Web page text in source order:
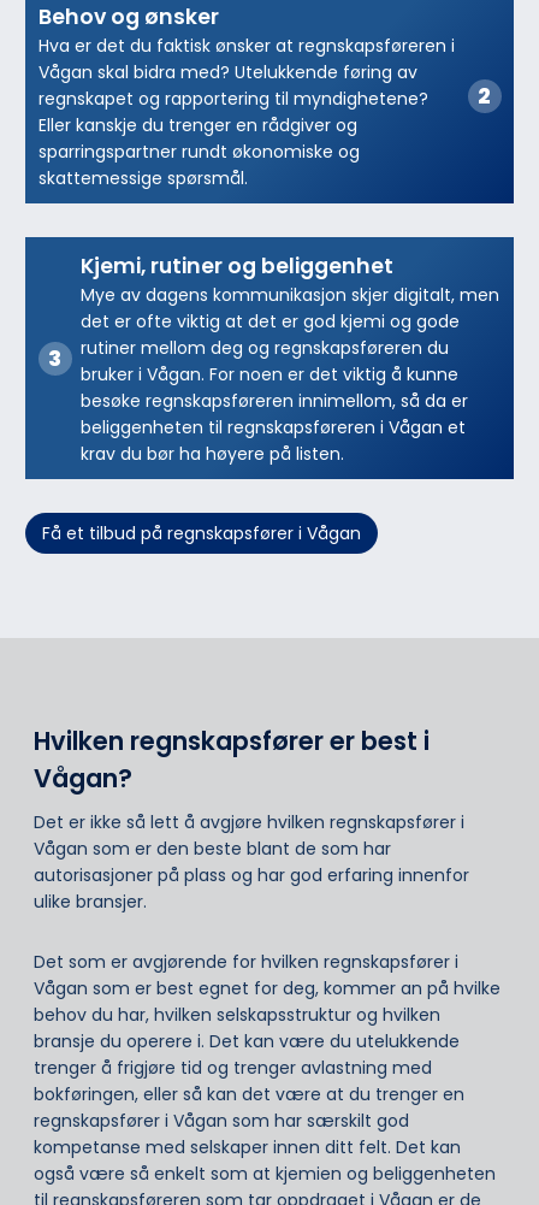
Behov og ønsker
Hva er det du faktisk ønsker at regnskapsføreren i
Vågan skal bidra med? Utelukkende føring av
regnskapet og rapportering til myndighetene?
Eller kanskje du trenger en rådgiver og
sparringspartner rundt økonomiske og
skattemessige spørsmål.
Kjemi, rutiner og beliggenhet
Mye av dagens kommunikasjon skjer digitalt, men
det er ofte viktig at det er god kjemi og gode
rutiner mellom deg og regnskapsføreren du
bruker i Vågan. For noen er det viktig å kunne
besøke regnskapsføreren innimellom, så da er
beliggenheten til regnskapsføreren i Vågan et
krav du bør ha høyere på listen.
Få et tilbud på regnskapsfører i Vågan
Hvilken regnskapsfører er best i
Vågan?
Det er ikke så lett å avgjøre hvilken regnskapsfører i
Vågan som er den beste blant de som har
autorisasjoner på plass og har god erfaring innenfor
ulike bransjer.
Det som er avgjørende for hvilken regnskapsfører i
Vågan som er best egnet for deg, kommer an på hvilke
behov du har, hvilken selskapsstruktur og hvilken
bransje du operere i. Det kan være du utelukkende
trenger å frigjøre tid og trenger avlastning med
bokføringen, eller så kan det være at du trenger en
regnskapsfører i Vågan som har særskilt god
kompetanse med selskaper innen ditt felt. Det kan
også være så enkelt som at kjemien og beliggenheten